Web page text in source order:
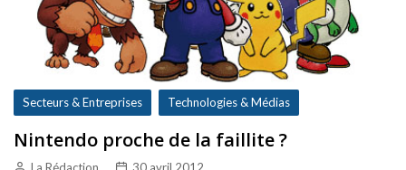
Secteurs & Entreprises Technologies & Médias
Nintendo proche de la faillite ?
La Rédaction 30 avril 2012